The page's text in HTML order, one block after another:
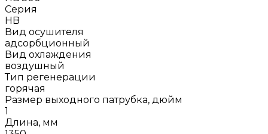
Серия
HB
Вид осушителя
адсорбционный
Вид охлаждения
воздушный
Тип регенерации
горячая
Размер выходного патрубка, дюйм
1
Длина, мм